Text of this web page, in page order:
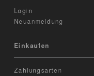
Login
Neuanmeldung
Einkaufen
Zahlungsarten